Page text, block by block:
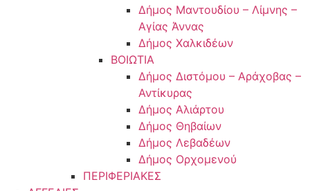
Δήμος Μαντουδίου – Λίμνης –
Αγίας Άννας
Δήμος Χαλκιδέων
ΒΟΙΩΤΙΑ
Δήμος Διστόμου – Αράχοβας –
Αντίκυρας
Δήμος Αλιάρτου
Δήμος Θηβαίων
Δήμος Λεβαδέων
Δήμος Ορχομενού
ΠΕΡΙΦΕΡΙΑΚΕΣ